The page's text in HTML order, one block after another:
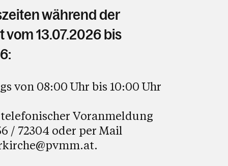
während der
vom 13.07.2026 bis
von 08:00 Uhr bis 10:00 Uhr
Voranmeldung
/ 72304 oder per Mail
.